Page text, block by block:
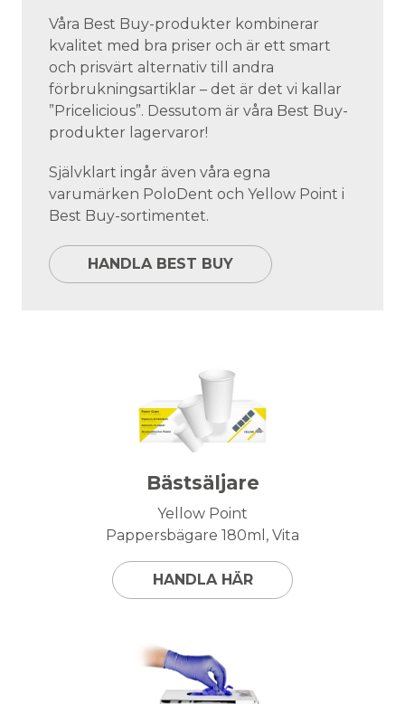
Våra Best Buy-produkter kombinerar
kvalitet med bra priser och är ett smart
och prisvärt alternativ till andra
förbrukningsartiklar – det är det vi kallar
”Pricelicious”. Dessutom är våra Best Buy-
produkter lagervaror!
Självklart ingår även våra egna
varumärken PoloDent och Yellow Point i
Best Buy-sortimentet.
HANDLA BEST BUY
Bästsäljare
Yellow Point
Pappersbägare 180ml, Vita
HANDLA HÄR